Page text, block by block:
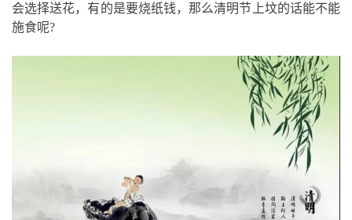
会选择送花，有的是要烧纸钱，那么清明节上坟的话能不能
施食呢?